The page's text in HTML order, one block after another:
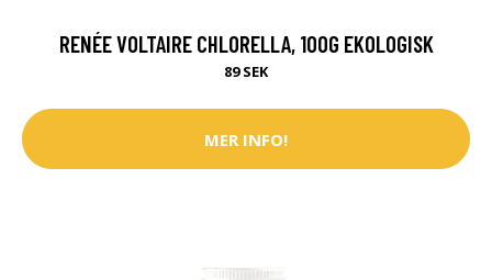
RENÉE VOLTAIRE CHLORELLA, 100G EKOLOGISK
89 SEK
MER INFO!